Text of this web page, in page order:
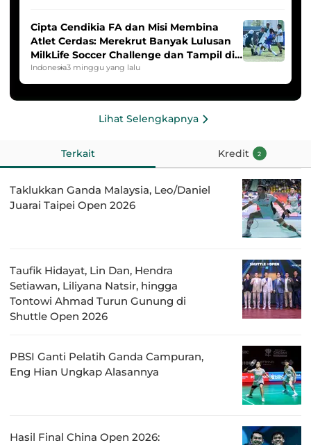
Cipta Cendikia FA dan Misi Membina
Atlet Cerdas: Merekrut Banyak Lulusan
MilkLife Soccer Challenge dan Tampil di
HYDROPLUS Soccer League
Indonesia3 minggu yang lalu
Lihat Selengkapnya
Terkait Kredit 2
Taklukkan Ganda Malaysia, Leo/Daniel
Juarai Taipei Open 2026
Taufik Hidayat, Lin Dan, Hendra
Setiawan, Liliyana Natsir, hingga
Tontowi Ahmad Turun Gunung di
Shuttle Open 2026
PBSI Ganti Pelatih Ganda Campuran,
Eng Hian Ungkap Alasannya
Hasil Final China Open 2026: